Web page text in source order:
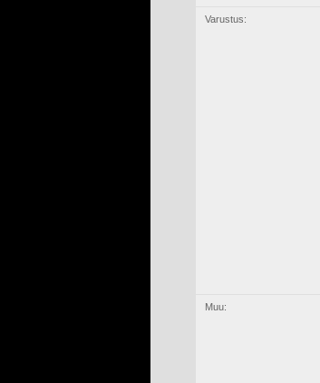
Varustus:
Muu: